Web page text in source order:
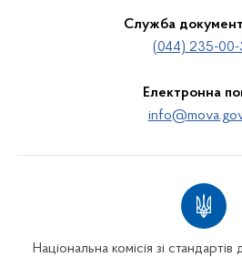
Служба
(044) 235-00-
Електронна
Національна комісія зі